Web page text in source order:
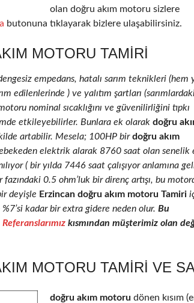
olan doğru akım motoru sizlere
butonuna tıklayarak bizlere ulaşabilirsiniz.
MOTORU TAMIRI
empedans, hatalı sarım teknikleri (hem
edilenlerinde ) ve yalıtım şartları
nominal sıcaklığını ve güvenilirliğini tıpkı
etkileyebilirler. Bunlara ek olarak doğru
artabilir. Mesela; 100HP birdoğru akım
elektrik alarak 8760 saat olan senelik
( bir yılda 7446 saat çalışıyor anlamına
fazındaki 0.5 ohm’luk bir direnç artışı, bu
deyişle Erzincan doğru akım motoru Tamiri
kadar bir extra gidere neden olur. Bu
Referanslarımız kısmından müşterimiz olan
MOTORU TAMIRI VE
doğru akım motoru dönen kısım